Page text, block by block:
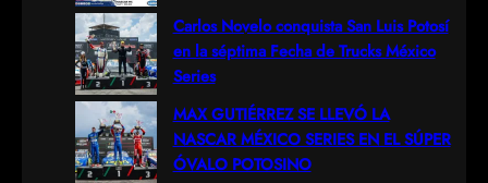
Carlos Novelo conquista San Luis Potosí
en la séptima Fecha de Trucks México
Series
MAX GUTIÉRREZ SE LLEVÓ LA
NASCAR MÉXICO SERIES EN EL SÚPER
ÓVALO POTOSINO